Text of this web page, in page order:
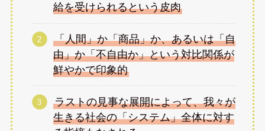
給を受けられるという皮肉
「人間」か「商品」か、あるいは「自
由」か「不自由か」という対比関係が
鮮やかで印象的
ラストの見事な展開によって、我々が
生きる社会の「システム」全体に対す